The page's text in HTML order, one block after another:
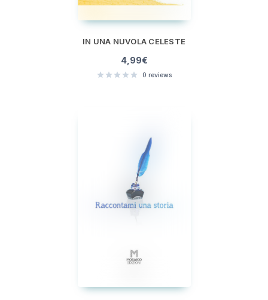
IN UNA NUVOLA CELESTE
4,99€
0 reviews